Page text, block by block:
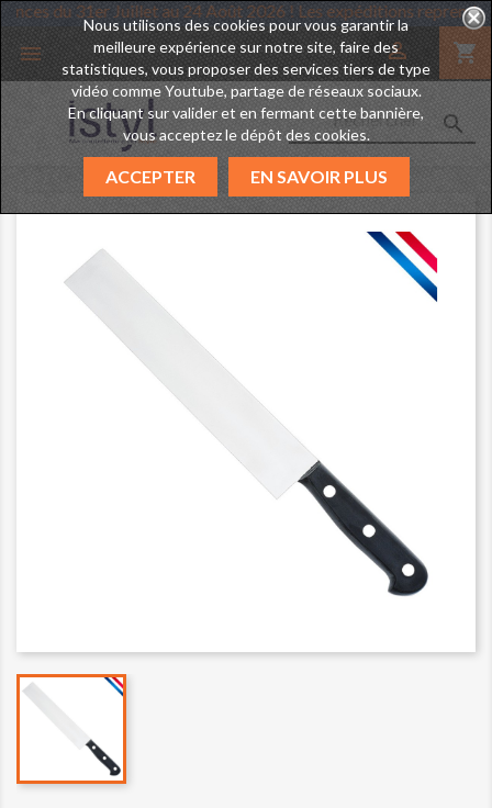
vacances du 31er Juillet au 24 Août 2026 ! Les expéditions
 shopping_cart


Nous utilisons des cookies pour vous garantir la
meilleure expérience sur notre site, faire des
statistiques, vous proposer des services tiers de type
vidéo comme Youtube, partage de réseaux sociaux.
En cliquant sur valider et en fermant cette bannière,
vous acceptez le dépôt des cookies.
ACCEPTER EN SAVOIR PLUS